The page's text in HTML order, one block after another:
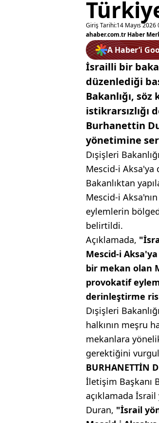
Giriş Tarihi:14 Mayıs 2026
ahaber.com.tr Haber
A Haber’i
İsrailli bir
düzenlediği
Bakanlığı,
Burhanettin
yönetimine
Dışişleri
Mescid-i Aksa'ya
Bakanlıktan
Mescid-i
eylemlerin
belirtildi.
Açıklamada,
Mescid-i
bir mekan olan
provokatif
derinleştirme
Dışişleri
halkının meşru
mekanlara
gerektiğini
BURHANETTİN
İletişim Başkanı
açıklamada
Duran, "İsrail